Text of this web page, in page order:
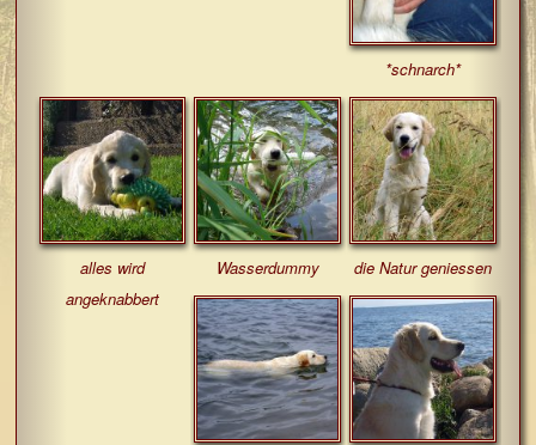
*schnarch*
alles wird
angeknabbert
Wasserdummy die Natur geniessen